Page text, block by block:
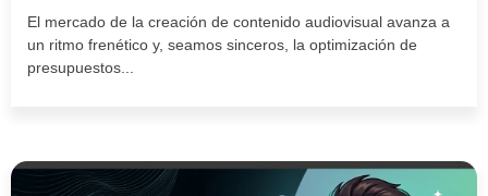
El mercado de la creación de contenido audiovisual avanza a
un ritmo frenético y, seamos sinceros, la optimización de
presupuestos...